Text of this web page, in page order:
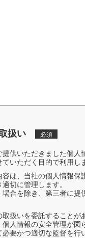
扱い 必須
提供いただきました個人
いただく目的で利用し
容は、当社の個人情報保
切に管理します。
合を除き、第三者に提
取扱いを委託することが
個人情報の安全管理が図
要かつ適切な監督を行